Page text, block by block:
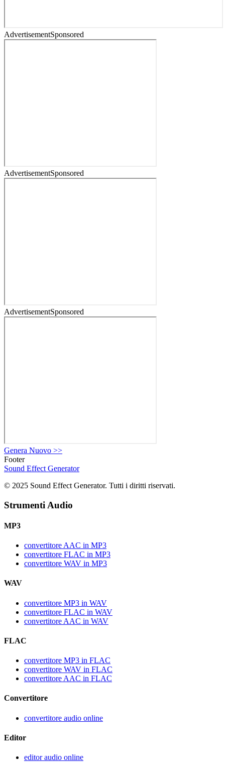
AdvertisementSponsored
AdvertisementSponsored
AdvertisementSponsored
Genera Nuovo >>
Footer
Sound Effect Generator
© 2025 Sound Effect Generator. Tutti i diritti riservati.
Strumenti Audio
MP3
convertitore AAC in MP3
convertitore FLAC in MP3
convertitore WAV in MP3
WAV
convertitore MP3 in WAV
convertitore FLAC in WAV
convertitore AAC in WAV
FLAC
convertitore MP3 in FLAC
convertitore WAV in FLAC
convertitore AAC in FLAC
Convertitore
convertitore audio online
Editor
editor audio online